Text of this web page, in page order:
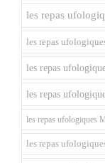
les repas
les repas
les repas
les repas
les repas ufologiques
les repas